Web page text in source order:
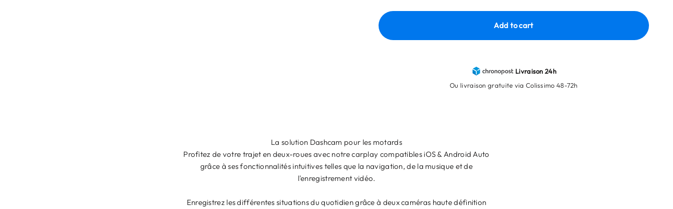
Add to cart
Livraison 24h
Ou livraison gratuite via Colissimo 48-72h
La solution Dashcam pour les motards
Profitez de votre trajet en deux-roues avec notre carplay compatibles iOS & Android Auto
grâce à ses fonctionnalités intuitives telles que la navigation, de la musique et de
l'enregistrement vidéo.
Enregistrez les différentes situations du quotidien grâce à deux caméras haute définition